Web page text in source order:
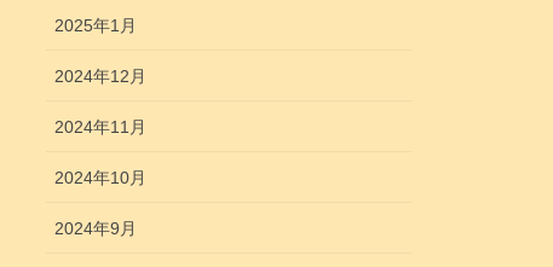
2025年1月
2024年12月
2024年11月
2024年10月
2024年9月